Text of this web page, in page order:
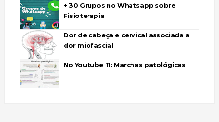
+ 30 Grupos no Whatsapp sobre
Fisioterapia
Dor de cabeça e cervical associada a
dor miofascial
No Youtube 11: Marchas patológicas